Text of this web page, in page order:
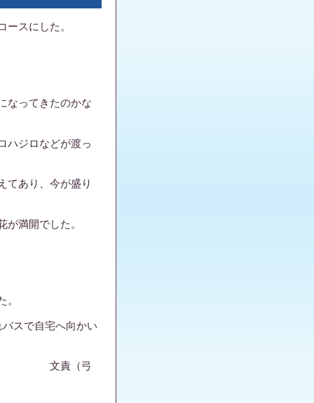
スにした。
なってきたのかな
ハジロなどが渡っ
てあり、今が盛り
満開でした。
。
スで自宅へ向かい